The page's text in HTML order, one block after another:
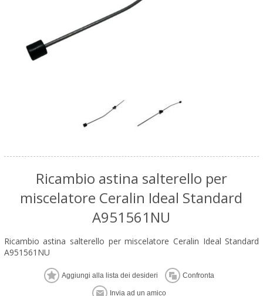
Ricambio astina salterello per
miscelatore Ceralin Ideal Standard
A951561NU
Ricambio astina salterello per miscelatore Ceralin Ideal Standard
A951561NU